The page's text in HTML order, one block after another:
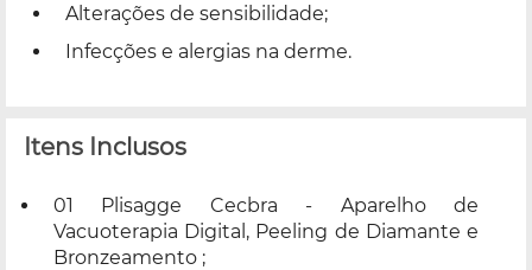
Alterações de sensibilidade;
Infecções e alergias na derme.
Itens Inclusos
01 Plisagge Cecbra - Aparelho de
Vacuoterapia Digital, Peeling de Diamante e
Bronzeamento ;